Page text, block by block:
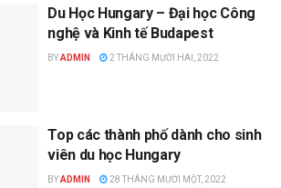
Du Học Hungary – Đại học Công
nghệ và Kinh tế Budapest
BYADMIN 2 THÁNG MƯỜI HAI, 2022
Top các thành phố dành cho sinh
viên du học Hungary
BYADMIN 28 THÁNG MƯỜI MỘT, 2022